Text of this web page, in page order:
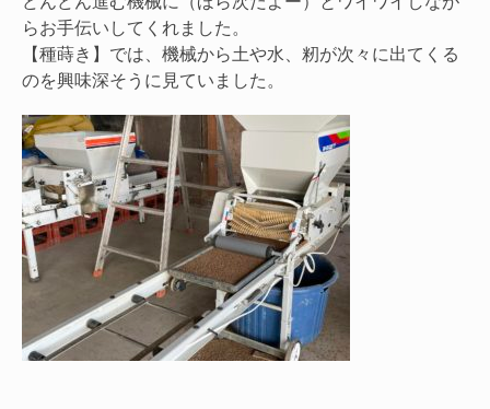
らお手伝いしてくれました。
【種蒔き】では、機械から土や水、籾が次々に出てくる
のを興味深そうに見ていました。